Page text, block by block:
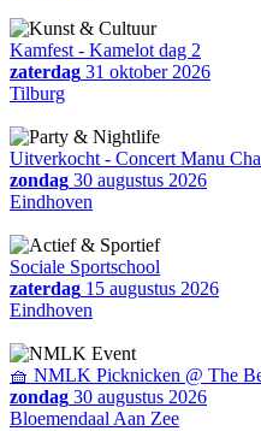
Kamfest - Kamelot dag 2
zaterdag 31 oktober 2026
Tilburg
Uitverkocht - Concert Manu
zondag 30 augustus 2026
Eindhoven
Sociale Sportschool
zaterdag 15 augustus 2026
Eindhoven
🧺 NMLK Picknicken @ The
zondag 30 augustus 2026
Bloemendaal Aan Zee